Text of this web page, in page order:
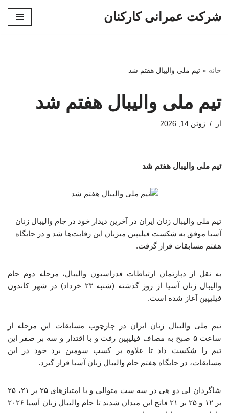
شرکت عمرانی کارکنان
خانه » تیم ملی والیبال هفتم شد
تیم ملی والیبال هفتم شد
از ژوئن 14, 2026
تیم ملی والیبال هفتم شد
تیم ملی والیبال زنان ایران در آخرین دیدار خود در جام والیبال زنان
آسیا موفق به شکست فیلیپین میزبان این رقابت‌ها شد و در جایگاه
هفتم مسابقات قرار گرفت.
به نقل از دپارتمان ارتباطات فدراسیون والیبال، مرحله دوم جام
والیبال زنان آسیا از روز گذشته (شنبه ۲۳ خرداد) در شهر کاندون
فیلیپین آغاز شده است.
تیم ملی والیبال زنان ایران در چارچوب مسابقات این مرحله از
ساعت ۵ صبح به مصاف فیلیپین رفت و با اقتدار و سه بر صفر این
تیم را شکست داد تا علاوه بر کسب سومین برد خود در این
مسابقات، در جایگاه هفتم جام والیبال زنان آسیا قرار گیرد.
شاگردان لی دو هی در سه ست متوالی و با امتیازهای ۲۵ بر ۲۱، ۲۵
بر ۱۲ و ۲۵ بر ۲۱ فاتح این میدان شدند تا جام والیبال زنان آسیا ۲۰۲۶